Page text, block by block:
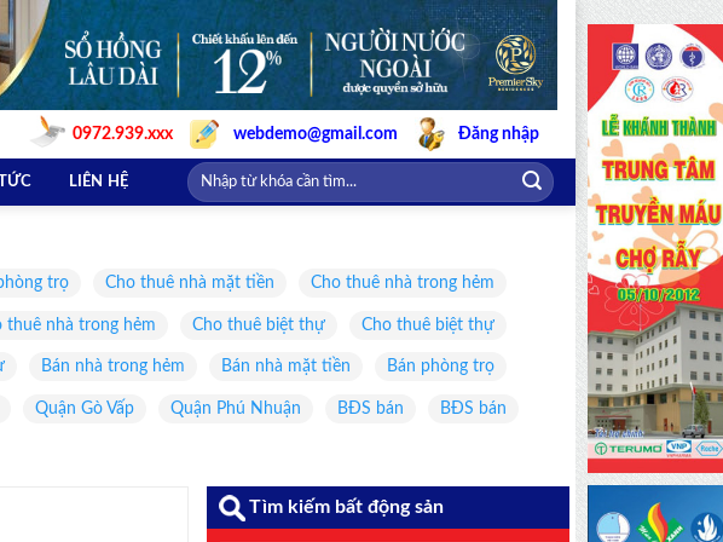
0972.939.xxx webdemo@gmail.com Đăng nhập
LIÊN HỆ
trọ Cho thuê nhà mặt tiền Cho thuê nhà trong hẻm
thuê nhà trong hẻm Cho thuê biệt thự Cho thuê biệt thự
Bán nhà trong hẻm Bán nhà mặt tiền Bán phòng trọ
Quận Gò Vấp Quận Phú Nhuận BĐS bán BĐS bán
Tìm kiếm bất động sản